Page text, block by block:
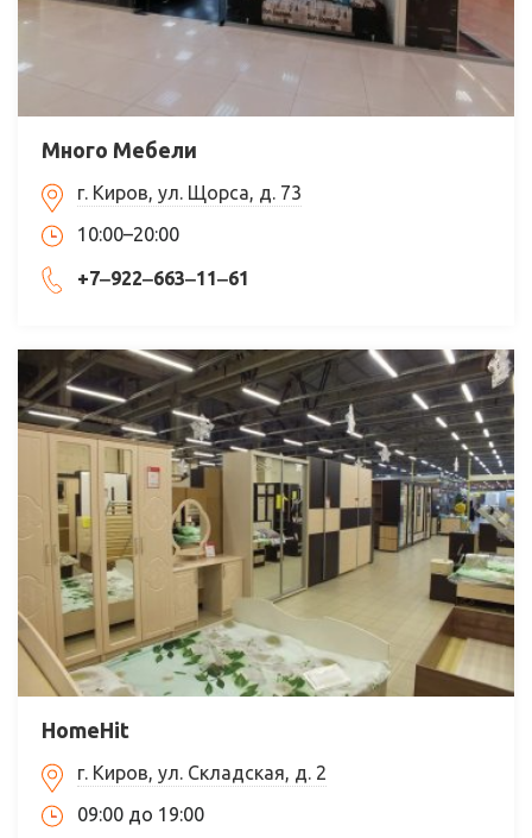
Много Мебели
г. Киров, ул. Щорса, д. 73
10:00–20:00
+7‒922‒663‒11‒61
HomeHit
г. Киров, ул. Складская, д. 2
09:00 до 19:00